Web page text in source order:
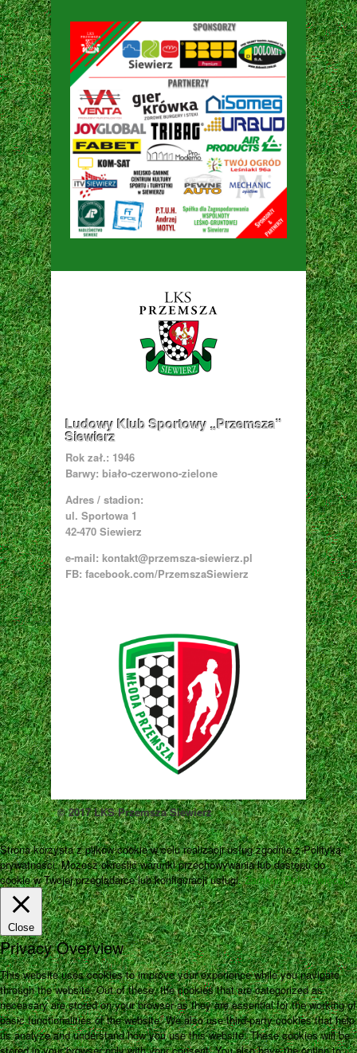
Ludowy Klub Sportowy „Przemsza”
Siewierz
Rok zał.: 1946
Barwy: biało-czerwono-zielone
Adres / stadion:
ul. Sportowa 1
42-470 Siewierz
e-mail: kontakt@przemsza-siewierz.pl
FB: facebook.com/PrzemszaSiewierz
© 2017 LKS Przemsza Siewierz
Strona korzysta z plików cookie w celu realizacji usług zgodnie z Polityką
prywatności. Możesz określić warunki przechowywania lub dostępu do
cookie w Twojej przeglądarce lub konfiguracji usługi.Zamknij Pokaż więcej
Close
Privacy Overview
This website uses cookies to improve your experience while you navigate
through the website. Out of these, the cookies that are categorized as
necessary are stored on your browser as they are essential for the working of
basic functionalities of the website. We also use third-party cookies that help
us analyze and understand how you use this website. These cookies will be